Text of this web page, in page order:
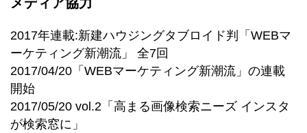
2017年連載:新建ハウジングタブロイド判「WEBマ
ーケティング新潮流」 全7回
2017/04/20「WEBマーケティング新潮流」の連載
開始
2017/05/20 vol.2「高まる画像検索ニーズ インスタ
が検索窓に」